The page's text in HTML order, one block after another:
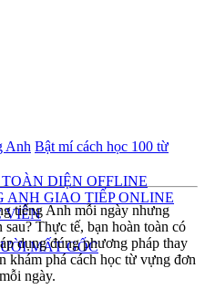
DIỆN OFFLINE
ANH GIAO TIẾP ONLINE
VIÊN
MẤT GỐC
Anh Bật mí cách học 100 từ
tiếng Anh mỗi ngày nhưng
Thực tế, bạn hoàn toàn có
dụng đúng phương pháp thay
khám phá cách học từ vựng đơn
ngày.